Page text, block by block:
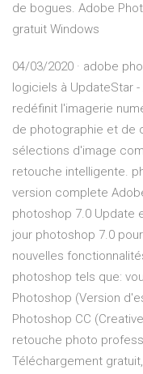
de bogues. Adobe
gratuit Windows
04/03/2020 · adobe
logiciels à UpdateStar
redéfinit l'imagerie
de photographie et de
sélections d'image
retouche intelligente.
version complete
photoshop 7.0 Update
jour photoshop 7.0
nouvelles
photoshop tels que:
Photoshop (Version
Photoshop CC
retouche photo
Téléchargement gratuit,